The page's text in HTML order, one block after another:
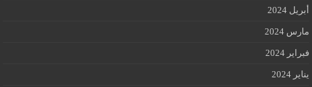
أبريل 2024
مارس 2024
فبراير 2024
يناير 2024